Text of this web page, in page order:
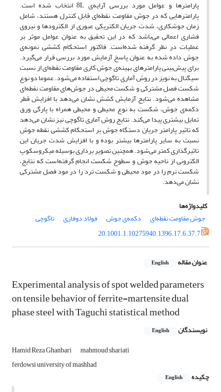
پارامترها و عوامل مورد بررسی آرایه‌‌ی 8L انتخاب شده است.
پارامترهایی که در جوش مقاومت نقطه‌‌ای قابل کنترل هستند، شامل
زمان جوشکاری، شدت جریان الکتریکی عبوری از الکترودها و نیروی
فشاری اعمالی می‌‌باشد که در این تحقیق به عنوان عوامل موثر بر
عملیات در نظر گرفته ‌شده‌است. فاکتور استحکام کششی نمونه‌‌ی
جوش داده شده به عنوان پاسخ آزمایش مورد بررسی قرار می‌‌گیرد.
برای پیش‌‌بینی پارامترهای بهینه‌ی جوش کاری مقاومت نقطه‌‌ای از نسبت
سیگنال به نویز در روش آماری تاگوچی استفاده می‌‌شود. عموما دو نوع
شکست فصل مشترکی و شکست محیطی در جوش‌های مقاومت نقطه‌ای
مشاهده می‌‌شود. نتایج آزمایش کشش نشان می‌‌دهد با افزایش قطر
دکمه‌‌ی جوش، شکست به نوع محیطی و محیطی همراه با پارگی ورق
تمایل بیشتری پیدا می‌‌کند. نتایج روش آماری تاگوچی نیز نشان می‌‌دهد
که تاثیر پارامتر جریان دستگاه جوش بر استحکام کششی نقطه جوش
نسبت به سایر پارامترها بیشتر بوده و با افزایش شدت جریان این
تاثیرگذاری کمتر می‌‌شود. همچنین تصویر برداری بوسیله میکروسکوپ
الکترونی از ناحیه جوش و سطوح شکست انجام گرفته‌است که نتایج،
شکست نرم را در مود محیطی و شکست ترد را در مود فصل مشترکی
نشان می‌دهد.
کلیدواژه‌ها
جوش مقاومت نقطه‌‌ای
دکمه‌‌ی جوش فولاد دوفازی
تاگوچی
20.1001.1.10275940.1396.17.6.37.7
عنوان مقاله English
Experimental analysis of spot welded parameters
on tensile behavior of ferrite-martensite dual
phase steel with Taguchi statistical method
نویسندگان English
Hamid Reza Ghanbari
mahmoud shariati
ferdowsi university of mashhad
چکیده
English